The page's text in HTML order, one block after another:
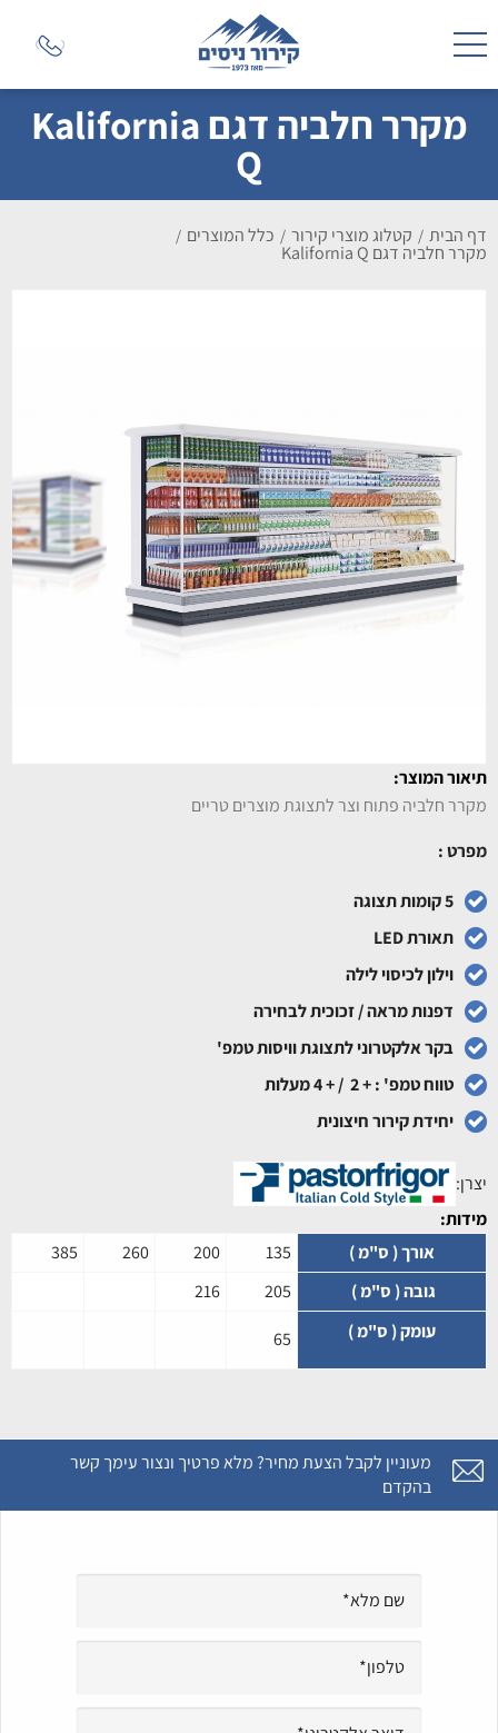
מקרר חלביה דגם Kalifornia
Q
דף הבית / קטלוג מוצרי קירור / כלל המוצרים /
מקרר חלביה דגם Kalifornia Q
תיאור המוצר:
מקרר חלביה פתוח וצר לתצוגת מוצרים טריים
מפרט :
5 קומות תצוגה
תאורת LED
וילון לכיסוי לילה
דפנות מראה / זכוכית לבחירה
בקר אלקטרוני לתצוגת וויסות טמפ'
טווח טמפ' : + 2 / + 4 מעלות
יחידת קירור חיצונית
יצרן:
מידות:
אורך ( ס"מ )
135
200
260
385
גובה ( ס"מ )
205
216
עומק ( ס"מ )
65
מעוניין לקבל הצעת מחיר? מלא פרטיך ונצור עימך קשר
בהקדם